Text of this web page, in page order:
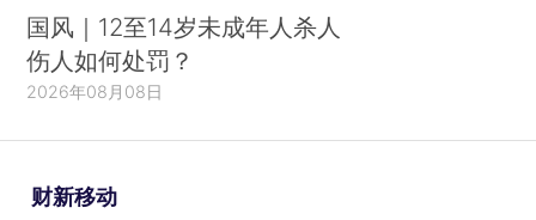
国风｜12至14岁未成年人杀人
伤人如何处罚？
2026年08月08日
财新移动